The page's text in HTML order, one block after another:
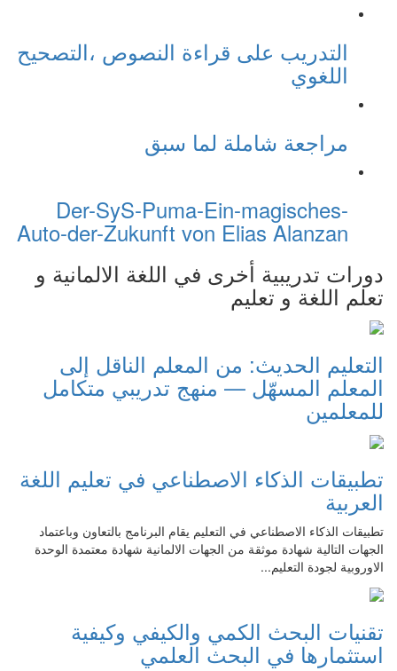
التدريب على قراءة النصوص ،التصحيح
اللغوي
مراجعة شاملة لما سبق
Der-SyS-Puma-Ein-magisches-
Auto-der-Zukunft von Elias Alanzan
دورات تدريبية أخرى في اللغة الالمانية و
تعلم اللغة و تعليم
التعليم الحديث: من المعلم الناقل إلى
المعلم المسهّل — منهج تدريبي متكامل
للمعلمين
تطبيقات الذكاء الاصطناعي في تعليم اللغة
العربية
تطبيقات الذكاء الاصطناعي في التعليم يقام البرنامج بالتعاون وباعتماد
الجهات التالية شهادة موثقة من الجهات الالمانية شهادة معتمدة الوحدة
الاوروبية لجودة التعليم...
تقنيات البحث الكمي والكيفي وكيفية
استثمارها في البحث العلمي